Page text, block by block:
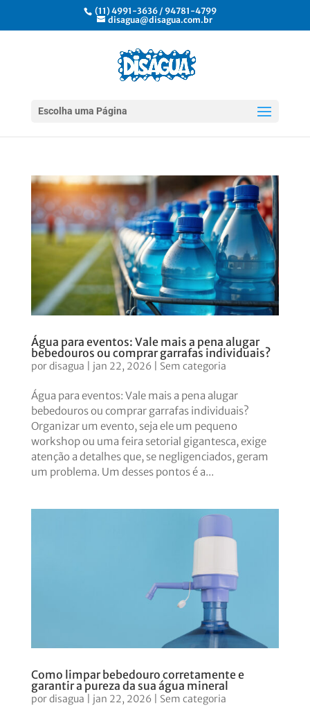
(11) 4991-3636 / 94781-4799
disagua@disagua.com.br
Escolha uma Página
Água para eventos: Vale mais a pena alugar
bebedouros ou comprar garrafas individuais?
pordisagua jan 22, 2026| Sem categoria
Água para eventos: Vale mais a pena alugar
bebedouros ou comprar garrafas individuais?
Organizar um evento, seja ele um pequeno
workshop ou uma feira setorial gigantesca, exige
atenção a detalhes que, se negligenciados, geram
um problema. Um desses pontos é a...
Como limpar bebedouro corretamente e
garantir a pureza da sua água mineral
pordisagua jan 22, 2026| Sem categoria